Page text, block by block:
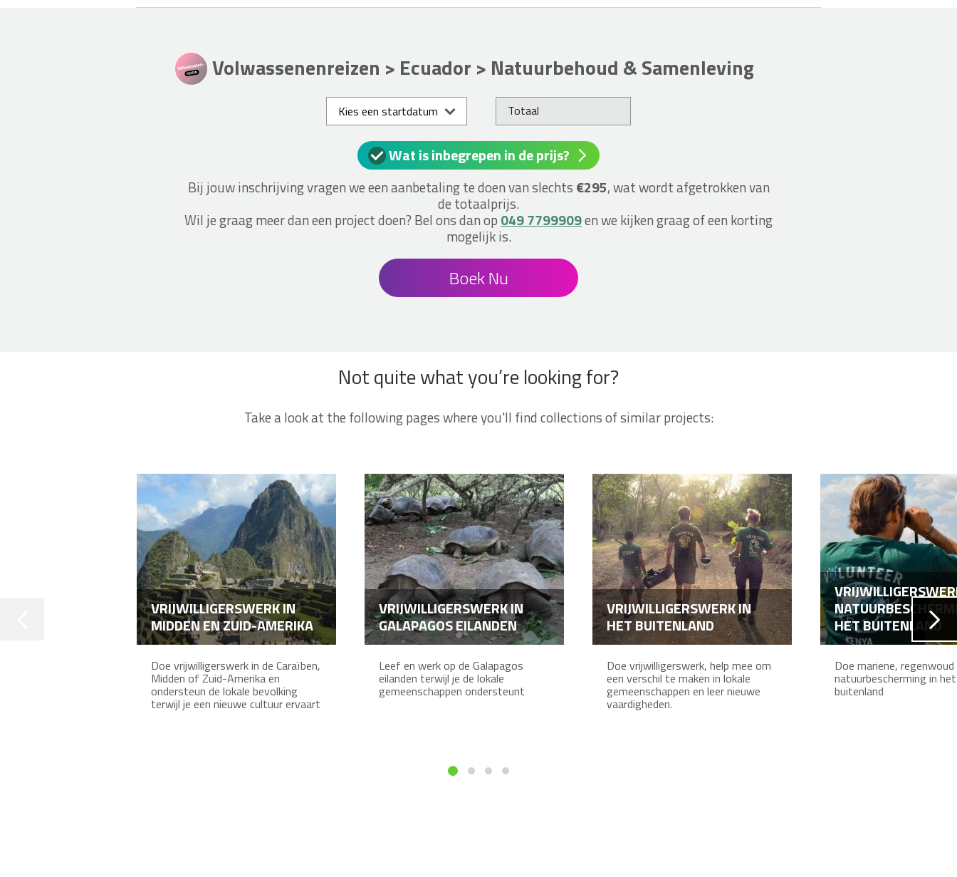
Volwassenenreizen > Ecuador > Natuurbehoud & Samenleving
Kies een startdatum Totaal
Wat is inbegrepen in de prijs?
Bij jouw inschrijving vragen we een aanbetaling te doen van slechts €295, wat wordt afgetrokken van
de totaalprijs.
Wil je graag meer dan een project doen? Bel ons dan op 049 7799909en we kijken graag of een korting
mogelijk is.
Boek Nu
Not quite what you’re looking for?
Take a look at the following pages where you'll find collections of similar projects:
VRIJWILLIGERSWERK IN
MIDDEN EN ZUID-AMERIKA
Doe vrijwilligerswerk in de Caraïben,
Midden of Zuid-Amerika en
ondersteun de lokale bevolking
terwijl je een nieuwe cultuur ervaart
VRIJWILLIGERSWERK IN
GALAPAGOS EILANDEN
Leef en werk op de Galapagos
eilanden terwijl je de lokale
gemeenschappen ondersteunt
VRIJWILLIGERSWERK IN
HET BUITENLAND
Doe vrijwilligerswerk, help mee om
een verschil te maken in lokale
gemeenschappen en leer nieuwe
vaardigheden.
HET BUITENLAND
Doe mariene,
natuurbescherming in het
buitenland